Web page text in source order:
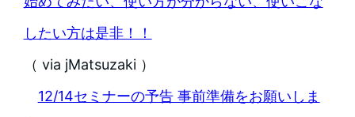
したい方は是非！！
（ via jMatsuzaki ）
12/14セミナーの予告 事前準備をお願いしま